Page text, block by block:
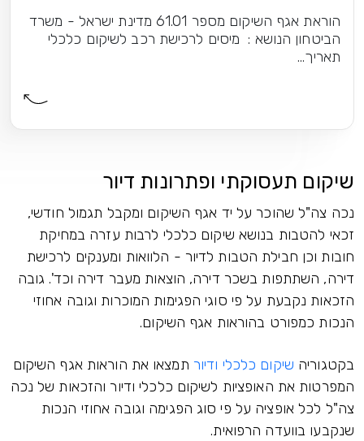
הוראת אגף השיקום מספר 61.01 מדינת ישראל - משרד
הביטחון הנושא : מיסים לרכישת רכב לשיקום כלכלי
תאריך...
שיקום תעסוקתי ופתרונות דיור
נכה צה"ל שהוכר על יד אגף השיקום ומקבל תגמול חודשי,
זכאי להטבות בנושא שיקום כלכלי לרבות עזרה במחיקת
חובות וכן חבילת הטבות לדיור - הלוואות ומענקים לרכישת
דירה, השתתפות בשכר דירה, הוצאות מעבר דירה וכד'. גובה
הזכאות נקבעת על פי סוגי הפגימות המוכרות וגובה אחוזי
הנכות כמפורט בהוראות אגף השיקום.
בקטגוריה שיקום כלכלי ודיור תמצאו את הוראות אגף השיקום
המפרטות את האופציות לשיקום כלכלי ודיור והזכאות של נכה
צה"ל לכל אופציה על פי סוג הפגימה וגובה אחוזי הנכות
שנקבעו בוועדה הרפואית.